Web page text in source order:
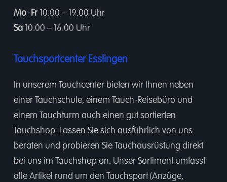
Mo–Fr10:00 – 19:00 Uhr
Sa10:00 – 16:00 Uhr
Tauchsportcenter Esslingen
In unserem Tauchcenterbieten wir Ihnen neben
einer Tauchschule, einem Tauch-Reisebüro und
einem Tauchturm auch einen gut sortierten
Tauchshop. Lassen Sie sich ausführlich von uns
beraten und probieren Sie Tauchausrüstung direkt
bei uns im Tauchshop an. Unser Sortiment umfasst
alle Artikel rund um den Tauchsport (Anzüge,